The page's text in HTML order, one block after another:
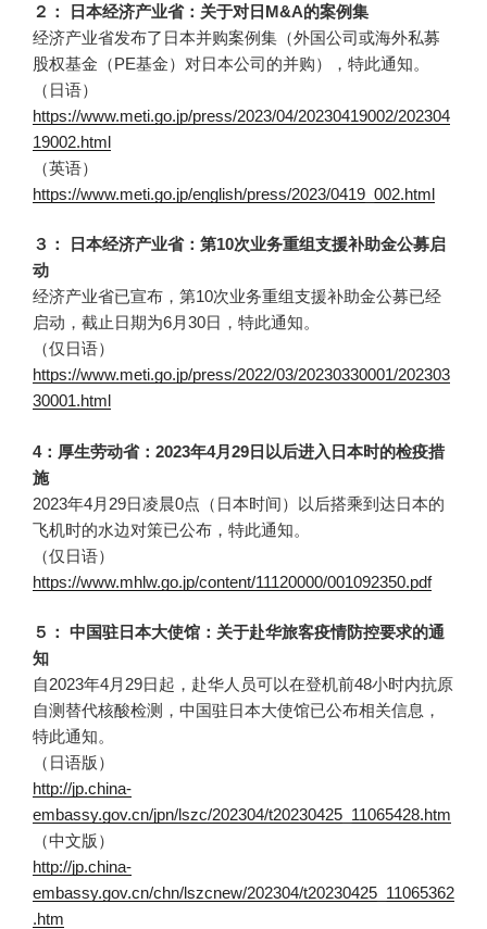
２： 日本经济产业省：关于对日M&A的案例集
经济产业省发布了日本并购案例集（外国公司或海外私募
股权基金（PE基金）对日本公司的并购），特此通知。
（日语）
https://www.meti.go.jp/press/2023/04/20230419002/202304
19002.html
（英语）
https://www.meti.go.jp/english/press/2023/0419_002.html
３： 日本经济产业省：第10次业务重组支援补助金公募启
动
经济产业省已宣布，第10次业务重组支援补助金公募已经
启动，截止日期为6月30日，特此通知。
（仅日语）
https://www.meti.go.jp/press/2022/03/20230330001/202303
30001.html
4：厚生劳动省：2023年4月29日以后进入日本时的检疫措
施
2023年4月29日凌晨0点（日本时间）以后搭乘到达日本的
飞机时的水边对策已公布，特此通知。
（仅日语）
https://www.mhlw.go.jp/content/11120000/001092350.pdf
５： 中国驻日本大使馆：关于赴华旅客疫情防控要求的通
知
自2023年4月29日起，赴华人员可以在登机前48小时内抗原
自测替代核酸检测，中国驻日本大使馆已公布相关信息，
特此通知。
（日语版）
http://jp.china-
embassy.gov.cn/jpn/lszc/202304/t20230425_11065428.htm
（中文版）
http://jp.china-
embassy.gov.cn/chn/lszcnew/202304/t20230425_11065362
.htm